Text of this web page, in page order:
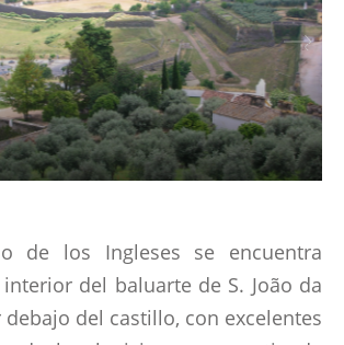
Y REGIMIENTOS
PENINSULAR TIMELINE
LA ALBUERA
REGIMIENTOS
MEDALLAS
de los Ingleses se encuentra
del baluarte de S. João da
del castillo, con excelentes